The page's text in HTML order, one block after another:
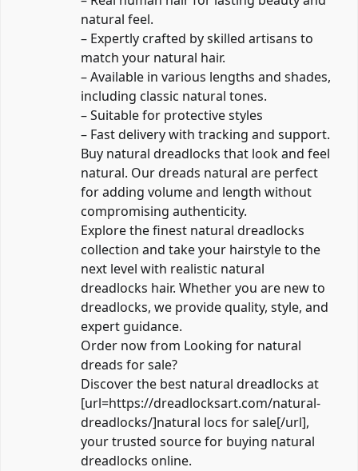
natural feel.
– Expertly crafted by skilled artisans to
match your natural hair.
– Available in various lengths and shades,
including classic natural tones.
– Suitable for protective styles
– Fast delivery with tracking and support.
Buy natural dreadlocks that look and feel
natural. Our dreads natural are perfect
for adding volume and length without
compromising authenticity.
Explore the finest natural dreadlocks
collection and take your hairstyle to the
next level with realistic natural
dreadlocks hair. Whether you are new to
dreadlocks, we provide quality, style, and
expert guidance.
Order now from Looking for natural
dreads for sale?
Discover the best natural dreadlocks at
[url=https://dreadlocksart.com/natural-
dreadlocks/]natural locs for sale[/url],
your trusted source for buying natural
dreadlocks online.